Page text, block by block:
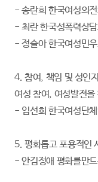
- 송란희 한국여성의
- 최란 한국성폭력상
- 정슬아 한국여성민
4. 참여, 책임 및 성인
여성 참여, 여성발전
- 임선희 한국여성단
5. 평화롭고 포용적인
- 안김정애 평화를만